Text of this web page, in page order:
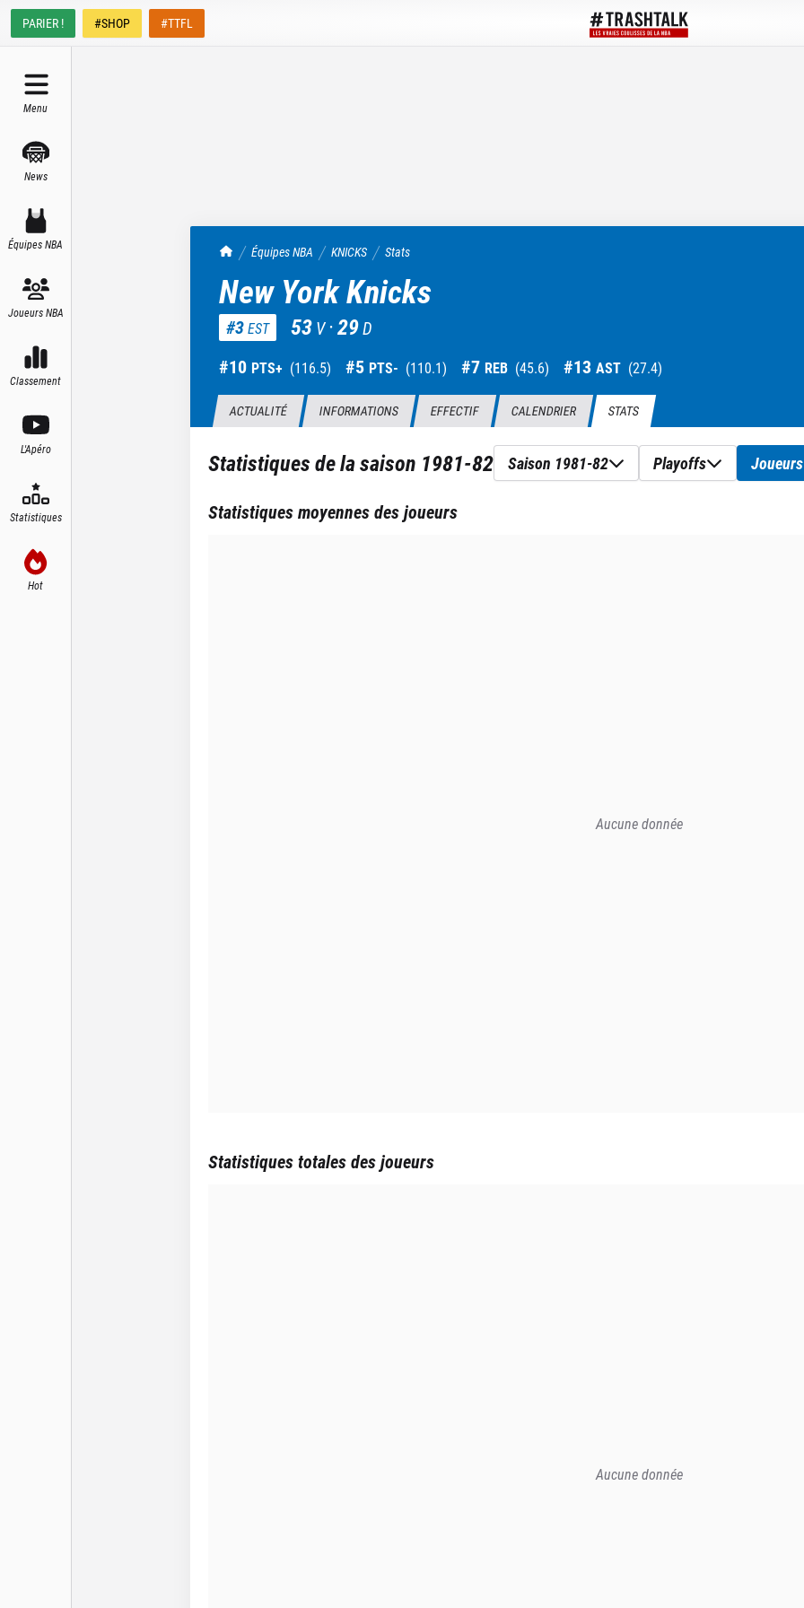
PARIER ! #SHOP #TTFL
Menu
News
Équipes NBA
Joueurs NBA
Classement
L'Apéro
Statistiques
Hot
TrashTalk Actu NBA
Équipes NBA KNICKS Stats
New York Knicks
#3EST 53 V ·29D
#10 PTS+ (116.5) #5 PTS- (110.1) #7 REB (45.6) #13 AST (27.4)
ACTUALITÉ INFORMATIONS EFFECTIF CALENDRIER STATS
Statistiques de la saison 1981-82 Saison 1981-82 Playoffs Joueurs
Statistiques moyennes des joueurs
Aucune donnée
Statistiques totales des joueurs
Aucune donnée